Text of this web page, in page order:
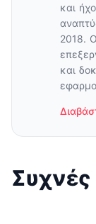
και
2018.
και